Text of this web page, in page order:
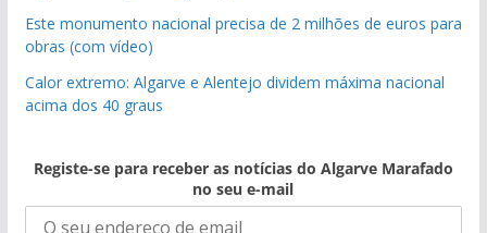
Este monumento nacional precisa de 2 milhões de euros para
obras (com vídeo)
Calor extremo: Algarve e Alentejo dividem máxima nacional
acima dos 40 graus
Registe-se para receber as notícias do Algarve Marafado
no seu e-mail